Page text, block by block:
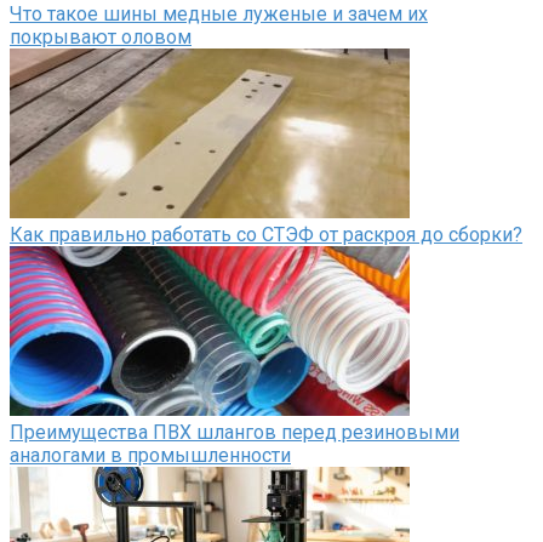
Что такое шины медные луженые и зачем их
покрывают оловом
Как правильно работать со СТЭФ от раскроя до сборки?
Преимущества ПВХ шлангов перед резиновыми
аналогами в промышленности